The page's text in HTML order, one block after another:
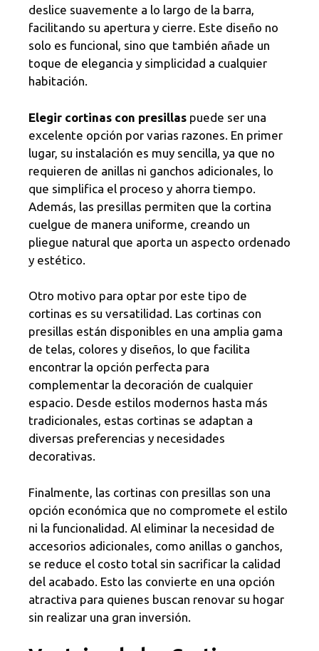
deslice suavemente a lo largo de la barra,
facilitando su apertura y cierre. Este diseño no
solo es funcional, sino que también añade un
toque de elegancia y simplicidad a cualquier
habitación.
Elegir cortinas con presillas puede ser una
excelente opción por varias razones. En primer
lugar, su instalación es muy sencilla, ya que no
requieren de anillas ni ganchos adicionales, lo
que simplifica el proceso y ahorra tiempo.
Además, las presillas permiten que la cortina
cuelgue de manera uniforme, creando un
pliegue natural que aporta un aspecto ordenado
y estético.
Otro motivo para optar por este tipo de
cortinas es su versatilidad. Las cortinas con
presillas están disponibles en una amplia gama
de telas, colores y diseños, lo que facilita
encontrar la opción perfecta para
complementar la decoración de cualquier
espacio. Desde estilos modernos hasta más
tradicionales, estas cortinas se adaptan a
diversas preferencias y necesidades
decorativas.
Finalmente, las cortinas con presillas son una
opción económica que no compromete el estilo
ni la funcionalidad. Al eliminar la necesidad de
accesorios adicionales, como anillas o ganchos,
se reduce el costo total sin sacrificar la calidad
del acabado. Esto las convierte en una opción
atractiva para quienes buscan renovar su hogar
sin realizar una gran inversión.